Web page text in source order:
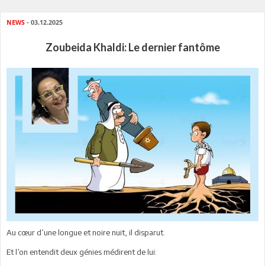
NEWS - 03.12.2025
Zoubeida Khaldi: Le dernier fantôme
Au cœur d’une longue et noire nuit, il disparut.
Et l’on entendit deux génies médirent de lui: